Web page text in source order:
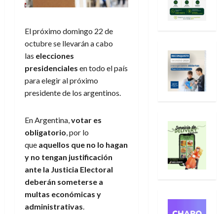
El próximo domingo 22 de
octubre se llevarán a cabo
las elecciones
presidenciales en todo el país
para elegir al próximo
presidente de los argentinos.
En Argentina,votar es
obligatorio, por lo
que aquellos que no lo hagan
y no tengan justificación
ante la Justicia Electoral
deberán someterse a
multas económicas y
administrativas.